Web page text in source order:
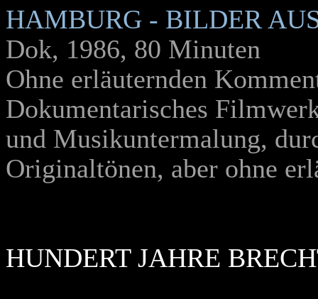
HAMBURG - BILDER AUS
Dok, 1986, 80 Minuten
Ohne erläuternden
Dokumentarisches
und Musikuntermalung,
Originaltönen, aber ohne
HUNDERT JAHRE